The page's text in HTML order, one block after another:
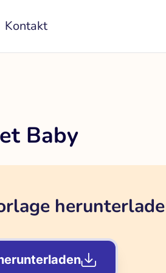
Kontakt
Baby